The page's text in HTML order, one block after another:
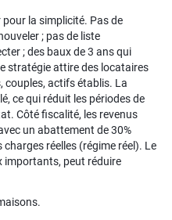
la simplicité. Pas de
; pas de liste
; des baux de 3 ans qui
stratégie attire des locataires
couples, actifs établis. La
ce qui réduit les périodes de
Côté fiscalité, les revenus
un abattement de 30%
réelles (régime réel). Le
importants, peut réduire